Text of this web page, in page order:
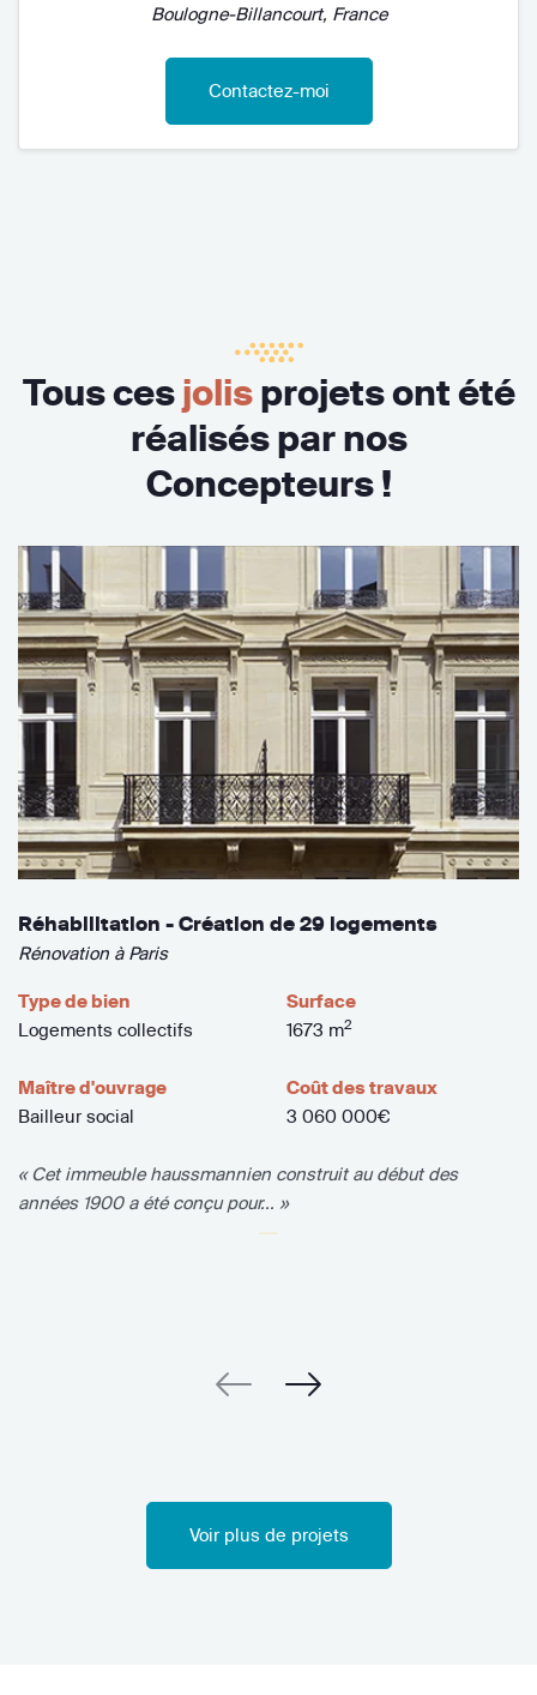
Boulogne-Billancourt, France
Contactez-moi
Tous cesjolisprojets ont été
réalisés par nos
Concepteurs !
Réhabilitation - Création de 29 logements
Rénovation à Paris
Type de bien
Logements collectifs
Surface
1673 m2
Maître d'ouvrage
Bailleur social
Coût des travaux
3 060 000€
« Cet immeuble haussmannien construit au début des
années 1900 a été conçu pour... »
Voir plus de projets